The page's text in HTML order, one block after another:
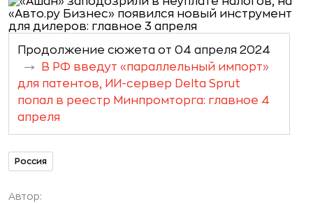
Продолжение сюжета от 04 апреля 2024
В РФ введут «параллельный импорт»
для патентов, ИИ-сервер Delta Sprut
попал в реестр Минпромторга: главное 4
апреля
Россия
Автор: